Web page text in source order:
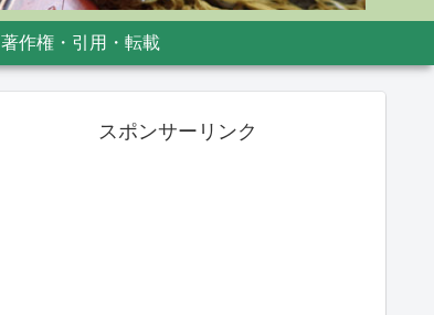
著作権・引用・転載
スポンサーリンク